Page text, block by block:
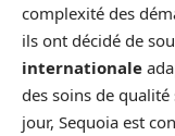
complexité des
ils ont décidé de
internationale
des soins de qualité
jour, Sequoia est